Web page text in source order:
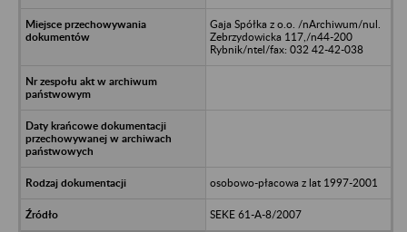
Gaja Spółka z o.o. /nArchiwum/nul.
Zebrzydowicka 117,/n44-200
Rybnik/ntel/fax: 032 42-42-038
osobowo-płacowa z lat 1997-2001
SEKE 61-A-8/2007